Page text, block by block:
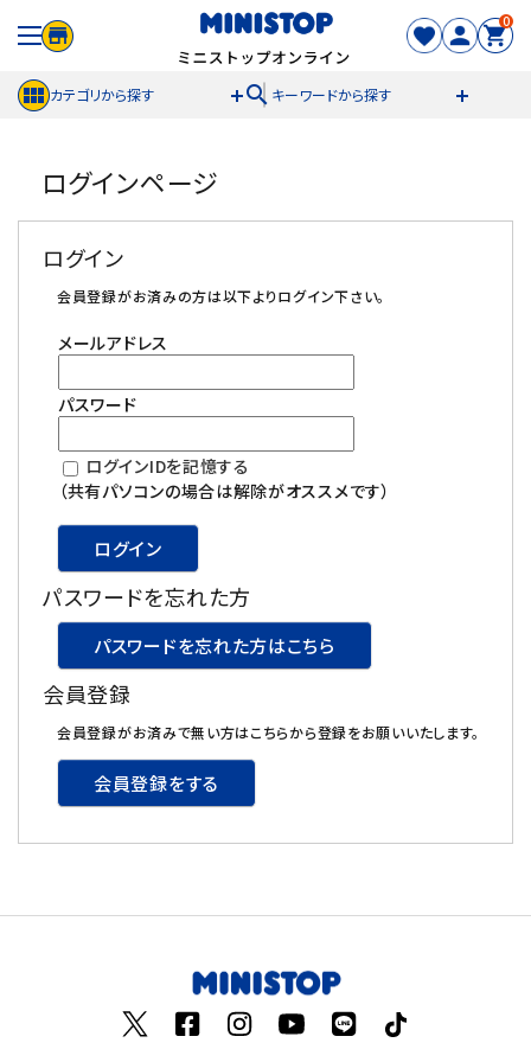
0
カテゴリから探す search キーワードから探す
meeting_room ログイン person 新規登録
セール商品
カテゴリから探す
冷凍食品
スイーツ
お菓子
酒類
日用品
ギフト
ログインページ
ログイン
会員登録がお済みの方は以下よりログイン下さい。
メールアドレス
パスワード
ログインIDを記憶する
（共有パソコンの場合は解除がオススメです）
ログイン
パスワードを忘れた方
パスワードを忘れた方はこちら
会員登録
会員登録がお済みで無い方はこちらから登録をお願いいたします。
会員登録をする